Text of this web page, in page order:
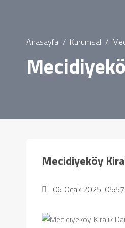
Anasayfa Kurumsal
Mecidiyeköy
06 Ocak 2025, 05:57